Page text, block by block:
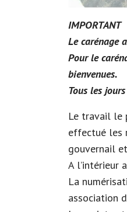
IMPORTANT
Le carénage
Pour le
bienvenues.
Tous les
Le travail le
effectué les
gouvernail
A l’intérieur
La
association